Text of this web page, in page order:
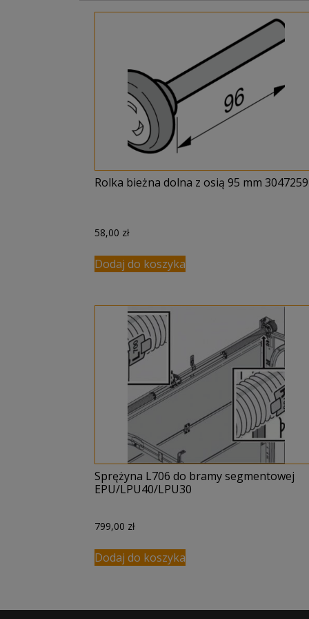
Rolka bieżna dolna z osią 95 mm 3047259
58,00 zł
Dodaj do koszyka
Sprężyna L706 do bramy segmentowej
EPU/LPU40/LPU30
799,00 zł
Dodaj do koszyka